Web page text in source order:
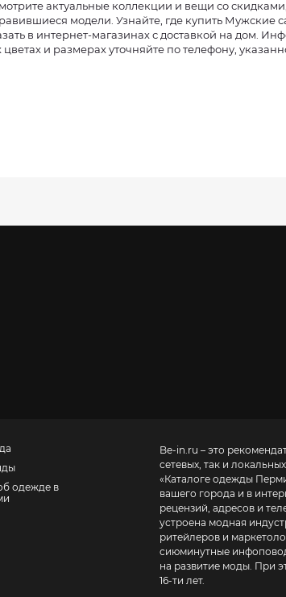
актуальные коллекции и вещи со
модели. Узнайте, где купить Мужские
в интернет-магазинах с доставкой на дом.
цветах и размерах уточняйте по телефону,
одежде в
Be-in.ru – это
сетевых, так и
«Каталоге одежды
вашего города и в
рецензий, адресов и телефонов
устроена модная
ритейлеров и
сиюминутные
на развитие моды. При
16-ти лет.